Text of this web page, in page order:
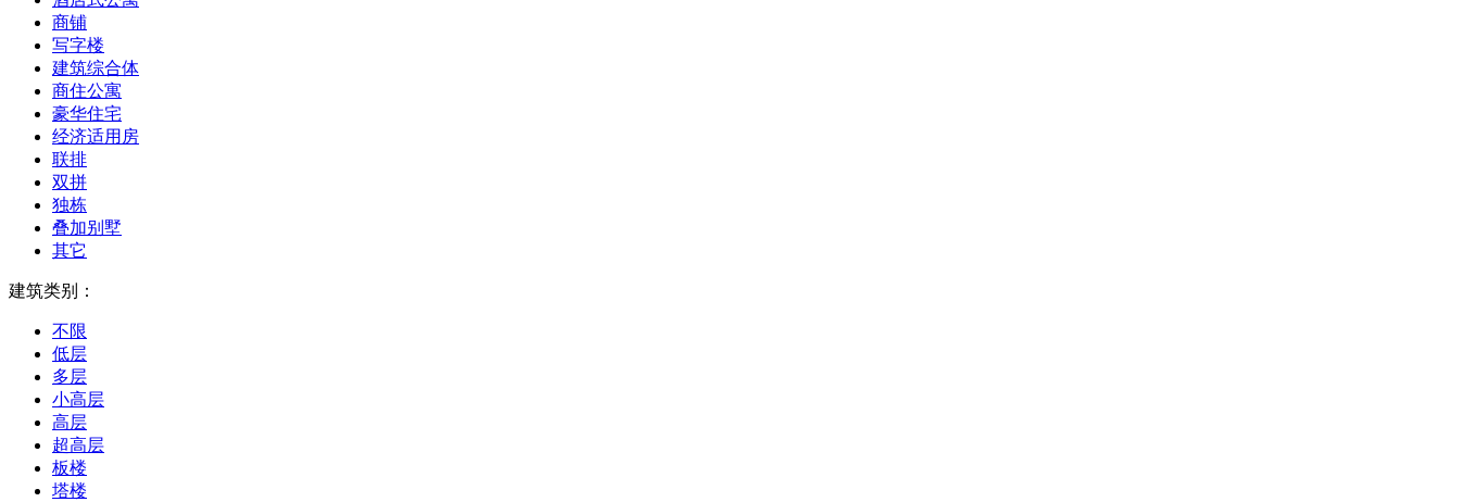
商铺
写字楼
建筑综合体
商住公寓
豪华住宅
经济适用房
联排
双拼
独栋
叠加别墅
其它
建筑类别：
不限
低层
多层
小高层
高层
超高层
板楼
塔楼